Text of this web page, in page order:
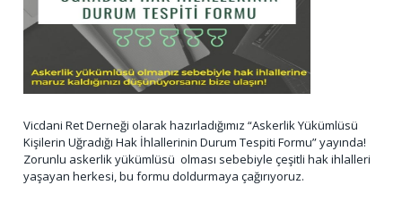
Vicdani Ret Derneği olarak hazırladığımız “Askerlik Yükümlüsü
Kişilerin Uğradığı Hak İhlallerinin Durum Tespiti Formu” yayında!
Zorunlu askerlik yükümlüsü olması sebebiyle çeşitli hak ihlalleri
yaşayan herkesi, bu formu doldurmaya çağırıyoruz.